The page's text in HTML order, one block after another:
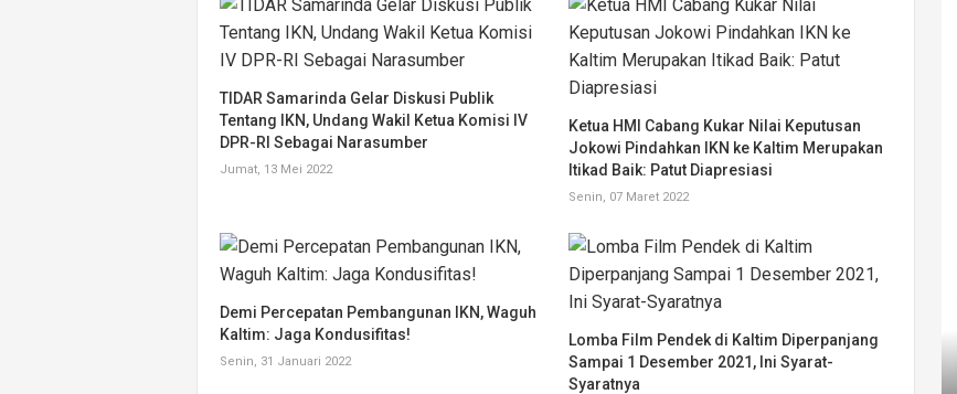
TIDAR Samarinda Gelar Diskusi Publik
Tentang IKN, Undang Wakil Ketua Komisi IV
DPR-RI Sebagai Narasumber
Jumat, 13 Mei 2022
Ketua HMI Cabang Kukar Nilai Keputusan
Jokowi Pindahkan IKN ke Kaltim Merupakan
Itikad Baik: Patut Diapresiasi
Senin, 07 Maret 2022
Demi Percepatan Pembangunan IKN, Waguh
Kaltim: Jaga Kondusifitas!
Senin, 31 Januari 2022
Lomba Film Pendek di Kaltim Diperpanjang
Sampai 1 Desember 2021, Ini Syarat-
Syaratnya